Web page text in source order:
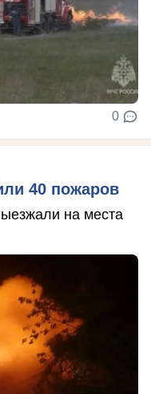
0
40 пожаров
на места